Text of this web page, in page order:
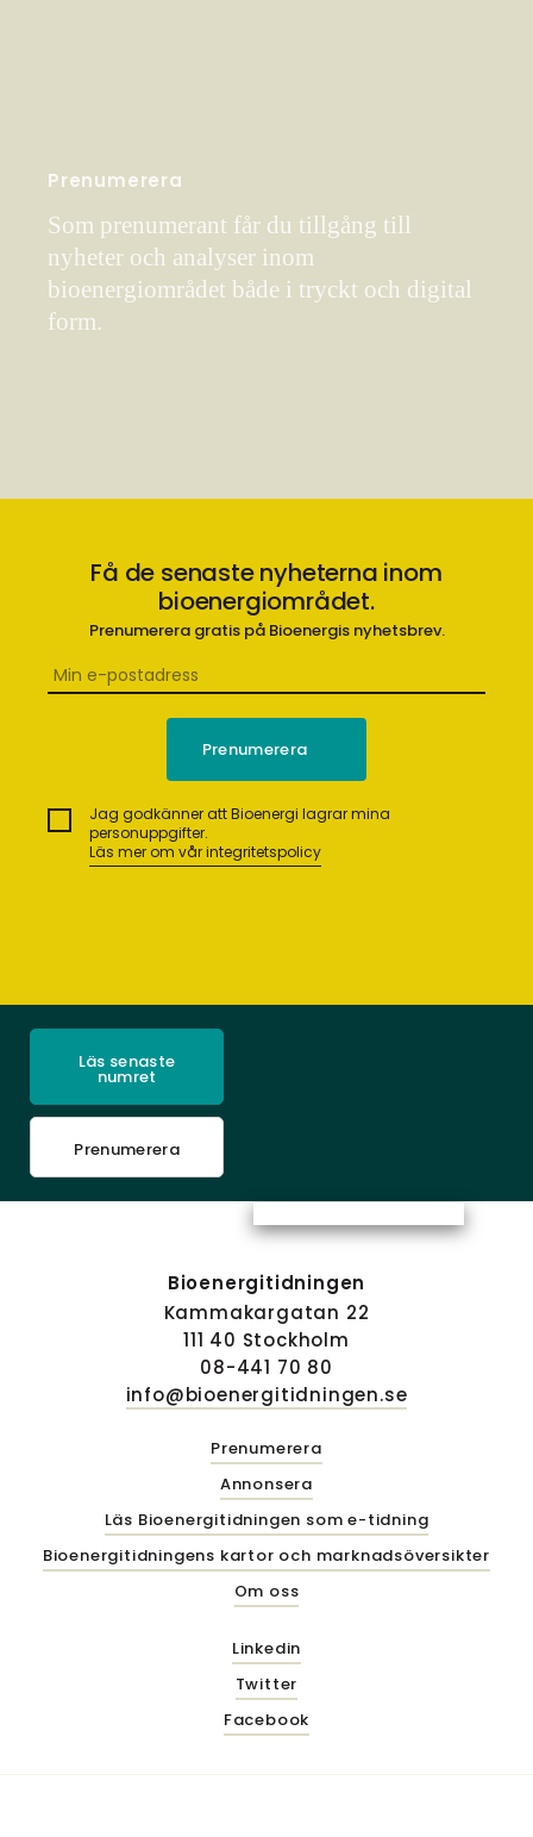
Prenumerera
Som prenumerant får du tillgång till
nyheter och analyser inom
bioenergiområdet både i tryckt och digital
form.
Få de senaste nyheterna inom
bioenergiområdet.
Prenumerera gratis på Bioenergis nyhetsbrev.
Jag godkänner att Bioenergi lagrar mina
personuppgifter.
Läs mer om vår integritetspolicy
Läs senaste
numret
Prenumerera
Bioenergitidningen
Kammakargatan 22
111 40 Stockholm
08-441 70 80
info@bioenergitidningen.se
Prenumerera
Annonsera
Läs Bioenergitidningen som e-tidning
Bioenergitidningens kartor och marknadsöversikter
Om oss
Linkedin
Twitter
Facebook